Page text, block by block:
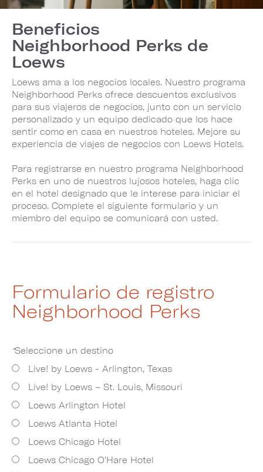
Beneficios
Neighborhood Perks de
Loews
Loews ama a los negocios locales. Nuestro programa
Neighborhood Perks ofrece descuentos exclusivos
para sus viajeros de negocios, junto con un servicio
personalizado y un equipo dedicado que los hace
sentir como en casa en nuestros hoteles. Mejore su
experiencia de viajes de negocios con Loews Hotels.
Para registrarse en nuestro programa Neighborhood
Perks en uno de nuestros lujosos hoteles, haga clic
en el hotel designado que le interese para iniciar el
proceso. Complete el siguiente formulario y un
miembro del equipo se comunicará con usted.
Formulario de registro
Neighborhood Perks
*Seleccione un destino
Live! by Loews - Arlington, Texas
Live! by Loews – St. Louis, Missouri
Loews Arlington Hotel
Loews Atlanta Hotel
Loews Chicago Hotel
Loews Chicago O'Hare Hotel